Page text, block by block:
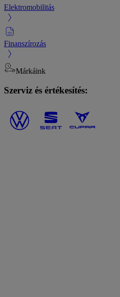
Elektromobilitás
Finanszírozás
Márkáink
Szerviz és értékesítés: